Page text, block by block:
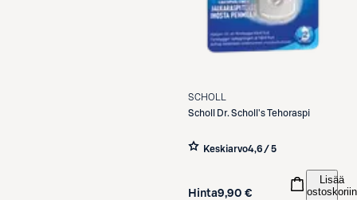
SCHOLL
Scholl
Dr. Scholl's Tehoraspi
Keskiarvo4,6 / 5
Hinta9,90 €
Lisää
ostoskoriin